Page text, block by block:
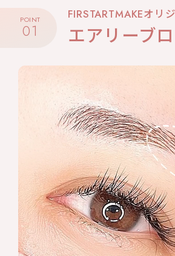
POINT
01
FIRSTARTMAKEオリ
エアリーブ